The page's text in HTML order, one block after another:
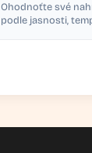
Ohodnoťte své
podle jasnosti,